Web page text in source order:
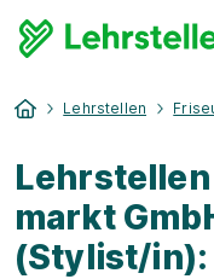
Lehrstellen
markt
(Stylist/in):